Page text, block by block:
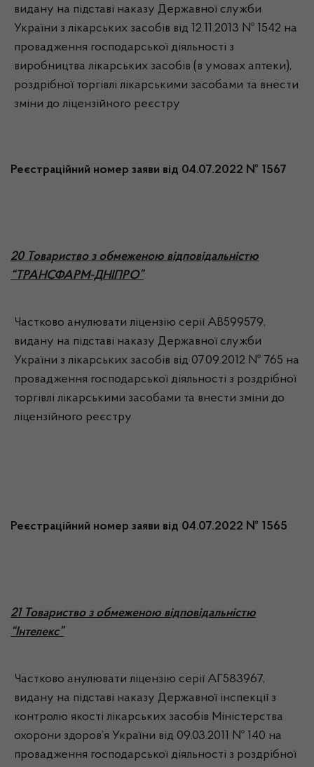
видану на підставі наказу Державної служби
України з лікарських засобів від 12.11.2013 № 1542 на
провадження господарської діяльності з
виробництва лікарських засобів (в умовах аптеки),
роздрібної торгівлі лікарськими засобами та внести
зміни до ліцензійного реєстру
Реєстраційний номер заяви від 04.07.2022 № 1567
20 Товариство з обмеженою відповідальністю
“ТРАНСФАРМ-ДНІПРО”
Частково анулювати ліцензію серії АВ599579,
видану на підставі наказу Державної служби
України з лікарських засобів від 07.09.2012 № 765 на
провадження господарської діяльності з роздрібної
торгівлі лікарськими засобами та внести зміни до
ліцензійного реєстру
Реєстраційний номер заяви від 04.07.2022 № 1565
21 Товариство з обмеженою відповідальністю
“Інтелекс”
Частково анулювати ліцензію серії АГ583967,
видану на підставі наказу Державної інспекції з
контролю якості лікарських засобів Міністерства
охорони здоров’я України від 09.03.2011 № 140 на
провадження господарської діяльності з роздрібної